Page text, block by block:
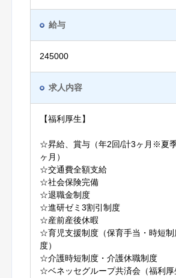
給与
245000
求人内容
【福利厚生】
☆昇給、賞与（年2回/計3ヶ月※夏
ヶ月）
☆交通費全額支給
☆社会保険完備
☆退職金制度
☆進研ゼミ3割引制度
☆産前産後休暇
☆育児支援制度（保育手当・時短制
度）
☆介護時短制度・介護休職制度
☆ベネッセグループ共済会（福利厚